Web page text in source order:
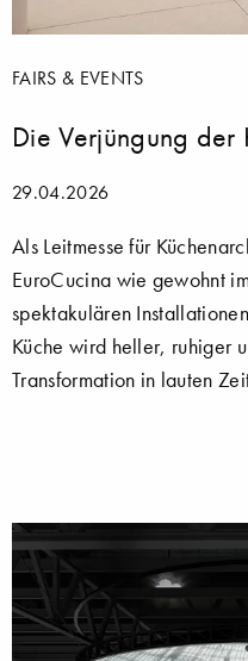
FAIRS & EVENTS
Die Verjüngung der
29.04.2026
Als Leitmesse für
EuroCucina wie gewohnt
spektakulären
Küche wird heller, ruhiger
Transformation in lauten